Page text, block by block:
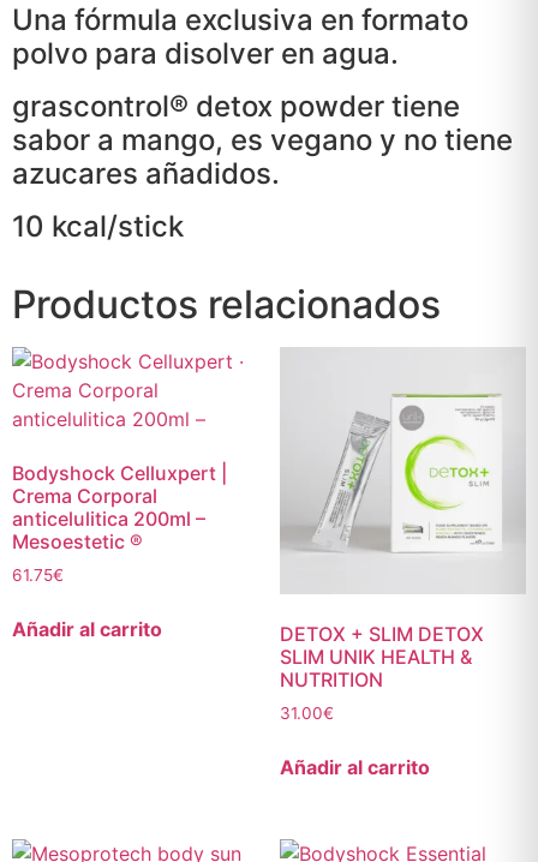
Una fórmula exclusiva en formato
polvo para disolver en agua.
grascontrol® detox powder tiene
sabor a mango, es vegano y no tiene
azucares añadidos.
10 kcal/stick
Productos relacionados
Bodyshock Celluxpert |
Crema Corporal
anticelulitica 200ml –
Mesoestetic ®
61.75€
Añadir al carrito
DETOX + SLIM DETOX
SLIM UNIK HEALTH &
NUTRITION
31.00€
Añadir al carrito